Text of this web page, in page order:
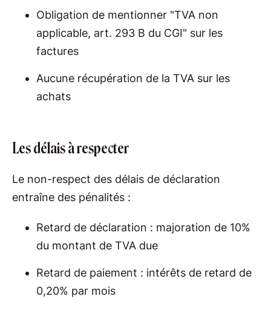
Obligation de mentionner "TVA non
applicable, art. 293 B du CGI" sur les
factures
Aucune récupération de la TVA sur les
achats
Les délais à respecter
Le non-respect des délais de déclaration
entraîne des pénalités :
Retard de déclaration : majoration de 10%
du montant de TVA due
Retard de paiement : intérêts de retard de
0,20% par mois